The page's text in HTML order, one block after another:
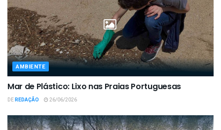
AMBIENTE
Mar de Plástico: Lixo nas Praias Portuguesas
DEREDAÇÃO 26/06/2026